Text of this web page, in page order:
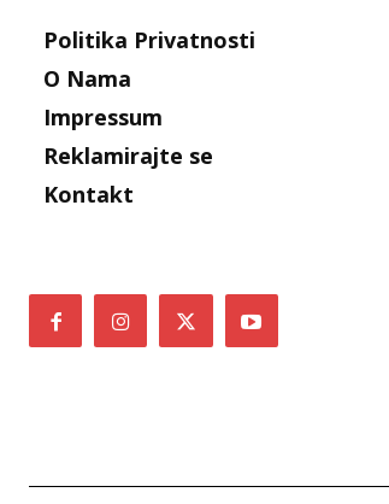
Politika Privatnosti
O Nama
Impressum
Reklamirajte se
Kontakt